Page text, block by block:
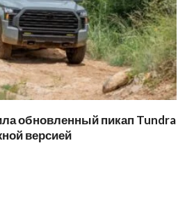
обновленный пикап Tundra
версией